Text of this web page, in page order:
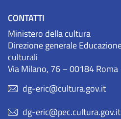
CONTATTI
Ministero della cultura
Direzione generale
culturali
Via Milano, 76 – 00184 Roma
dg-eric@cultura.gov.it
dg-eric@pec.cultura.gov.it